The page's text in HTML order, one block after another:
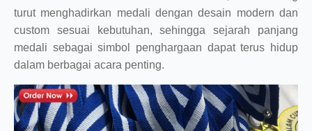
turut menghadirkan medali dengan desain modern dan
custom sesuai kebutuhan, sehingga sejarah panjang
medali sebagai simbol penghargaan dapat terus hidup
dalam berbagai acara penting.